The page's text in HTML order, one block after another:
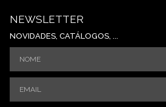
NEWSLETTER
NOVIDADES, CATÁLOGOS, ...